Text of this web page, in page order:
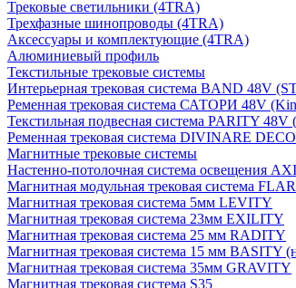
Трековые светильники (4TRA)
Трехфазные шинопроводы (4TRA)
Аксессуары и комплектующие (4TRA)
Алюминиевый профиль
Текстильные трековые системы
Интерьерная трековая система BAND 48V
Ременная трековая система САТОРИ 48V
Текстильная подвесная система PARITY 48V
Ременная трековая система DIVINARE
Магнитные трековые системы
Настенно-потолочная система освещения
Магнитная модульная трековая система
Магнитная трековая система 5мм LEVITY
Магнитная трековая система 23мм EXILITY
Магнитная трековая система 25 мм RADITY
Магнитная трековая система 15 мм BASITY
Магнитная трековая система 35мм GRAVITY
Магнитная трековая система S35